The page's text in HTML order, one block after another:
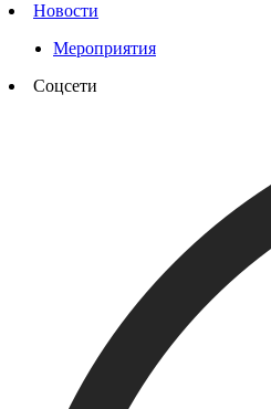
Новости
Мероприятия
Соцсети